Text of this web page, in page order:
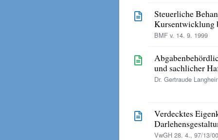
Steuerliche
Kursentwicklung
BMF v. 14. 9. 1999
und sachlicher
Dr. Gertraude
Verdecktes
VwGH 28. 4., 97/13/